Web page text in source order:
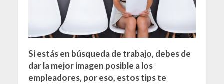
Si estás en búsqueda de trabajo, debes de
dar la mejor imagen posible a los
empleadores, por eso, estos tips te